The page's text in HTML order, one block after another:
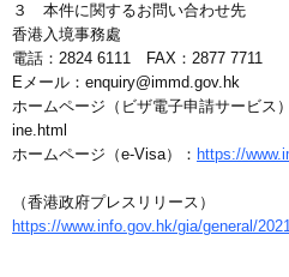
３ 本件に関するお問い合わせ先
香港入境事務處
電話：2824 6111 FAX：2877 7711
Eメール：enquiry@immd.gov.hk
ホームページ（ビザ電子申請サービス
ine.html
ホームページ（e-Visa）： https://
（香港政府プレスリリース）
https://www.info.gov.hk/gia/general/